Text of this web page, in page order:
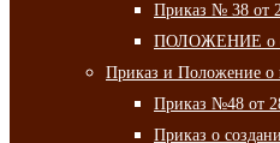
Приказ № 38 от
ПОЛОЖЕНИЕ о
Приказ и Положение
Приказ №48 от
Приказ о